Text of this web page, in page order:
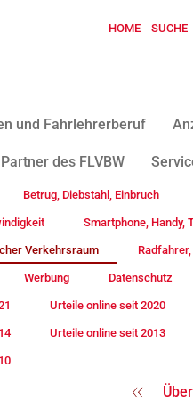
HOME SUCHE
und Fahrlehrerberuf
Partner des FLVBW
Betrug, Diebstahl, Einbruch
Smartphone, Handy,
Verkehrsraum
Werbung Datenschutz
Urteile online seit 2020
Urteile online seit 2013